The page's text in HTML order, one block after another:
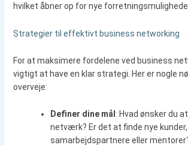
hvilket åbner op for nye
Strategier til effektivt business networking
For at maksimere fordelene ved business
vigtigt at have en klar strategi. Her er nogle
overveje:
Definer dine mål : Hvad ønsker du
netværk? Er det at finde nye kunder,
samarbejdspartnere eller